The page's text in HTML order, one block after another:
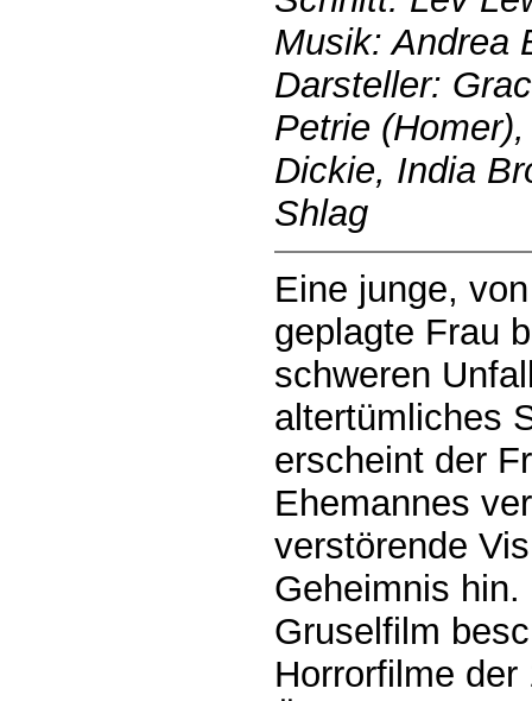
Musik: Andrea
Darsteller:
Petrie
Dickie, India
Shlag
Eine junge,
geplagte Frau
schweren
altertümliches
erscheint der
Ehemannes
verstörende
Geheimnis
Gruselfilm
Horrorfilme